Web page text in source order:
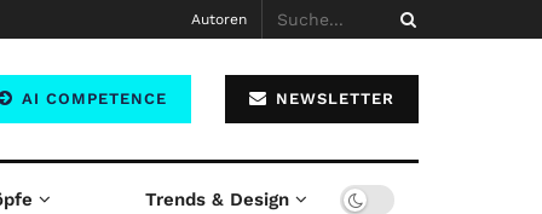
Autoren
AI COMPETENCE NEWSLETTER
Trends & Design